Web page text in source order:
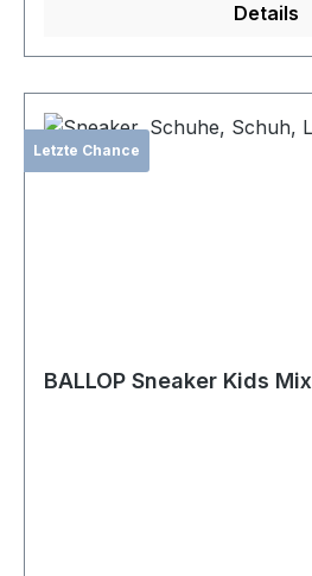
Details
Letzte Chance
BALLOP Sneaker Kids Mix